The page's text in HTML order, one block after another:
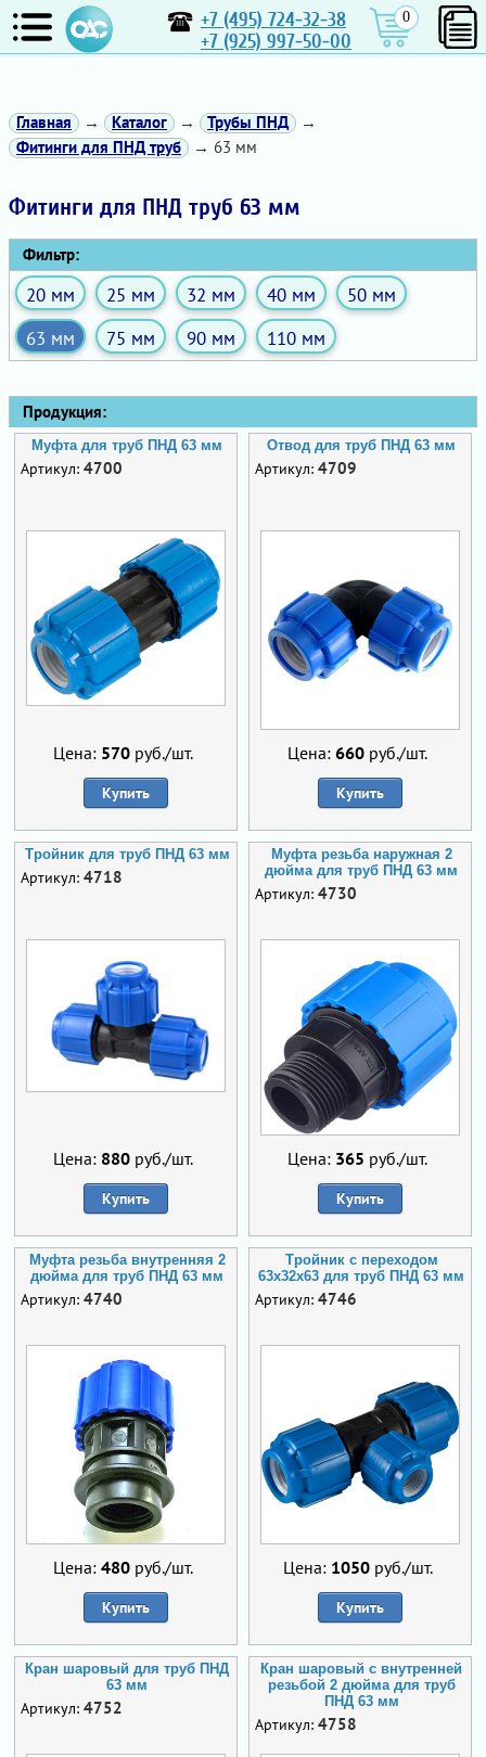
+7 (495) 724-32-38
+7 (925) 997-50-00
0
Главная → Каталог → Трубы ПНД
→
Фитинги для ПНД труб
→ 63 мм
Фитинги для ПНД труб 63 мм
Фильтр:
20 мм 25 мм 32 мм 40 мм
50 мм
63 мм
75 мм 90 мм 110 мм
Продукция:
Муфта для труб ПНД 63 мм
Артикул: 4700
Цена: 570 руб./шт.
Купить
Отвод для труб ПНД 63 мм
Артикул: 4709
Цена: 660 руб./шт.
Купить
Тройник для труб ПНД 63 мм
Артикул: 4718
Цена: 880 руб./шт.
Купить
Муфта резьба наружная 2
дюйма для труб ПНД 63 мм
Артикул: 4730
Цена: 365 руб./шт.
Купить
Муфта резьба внутренняя 2
дюйма для труб ПНД 63 мм
Артикул: 4740
Цена: 480 руб./шт.
Купить
Тройник с переходом
63х32х63 для труб ПНД 63 мм
Артикул: 4746
Цена: 1050руб./шт.
Купить
Кран шаровый для труб ПНД
63 мм
Артикул: 4752
Кран шаровый с внутренней
резьбой 2 дюйма для труб
ПНД 63 мм
Артикул: 4758